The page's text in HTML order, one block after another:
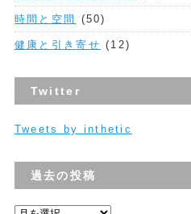
時間と空間 (50)
健康と引き寄せ (12)
Twitter
Tweets by inthetic
過去の投稿